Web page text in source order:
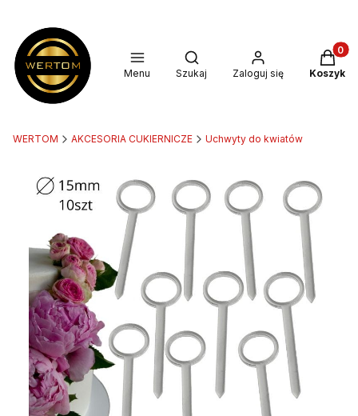
Menu
Otwórz wyszukiwarkę
Szukaj Zaloguj się Koszyk
WERTOM AKCESORIA CUKIERNICZE Uchwyty do kwiatów